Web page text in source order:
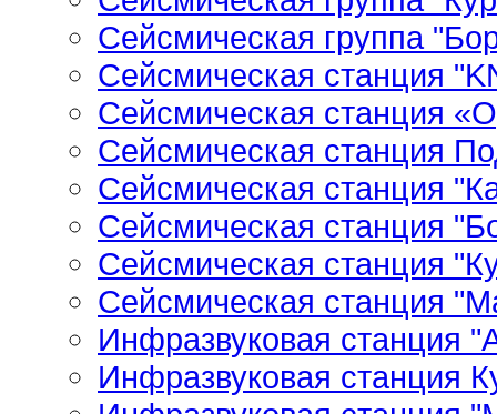
Сейсмическая группа
Сейсмическая станция
Сейсмическая станция
Сейсмическая станция
Сейсмическая станция
Сейсмическая станция
Сейсмическая станция
Сейсмическая станция
Инфразвуковая станция
Инфразвуковая станция